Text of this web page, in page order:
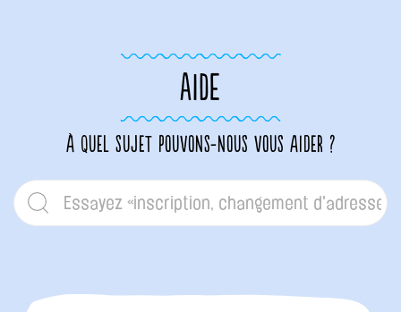
AIDE
À quel sujet pouvons-nous vous aider ?